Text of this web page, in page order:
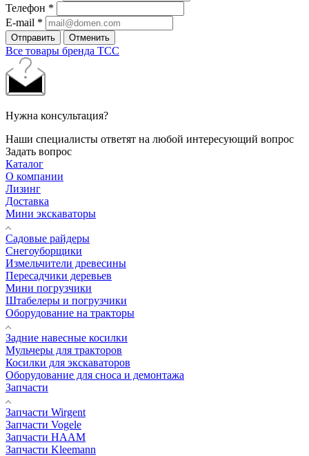
Телефон *
E-mail *
Отправить Отменить
Все товары бренда ТСС
Нужна консультация?
Наши специалисты ответят на любой интересующий вопрос
Задать вопрос
Каталог
О компании
Лизинг
Доставка
Мини экскаваторы
Садовые райдеры
Снегоуборщики
Измельчители древесины
Пересадчики деревьев
Мини погрузчики
Штабелеры и погрузчики
Оборудование на тракторы
Задние навесные косилки
Мульчеры для тракторов
Косилки для экскаваторов
Оборудование для сноса и демонтажа
Запчасти
Запчасти Wirgent
Запчасти Vogele
Запчасти HAAM
Запчасти Kleemann